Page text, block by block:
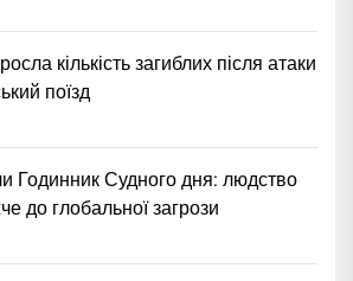
кількість загиблих після атаки
поїзд
Годинник Судного дня: людство
до глобальної загрози